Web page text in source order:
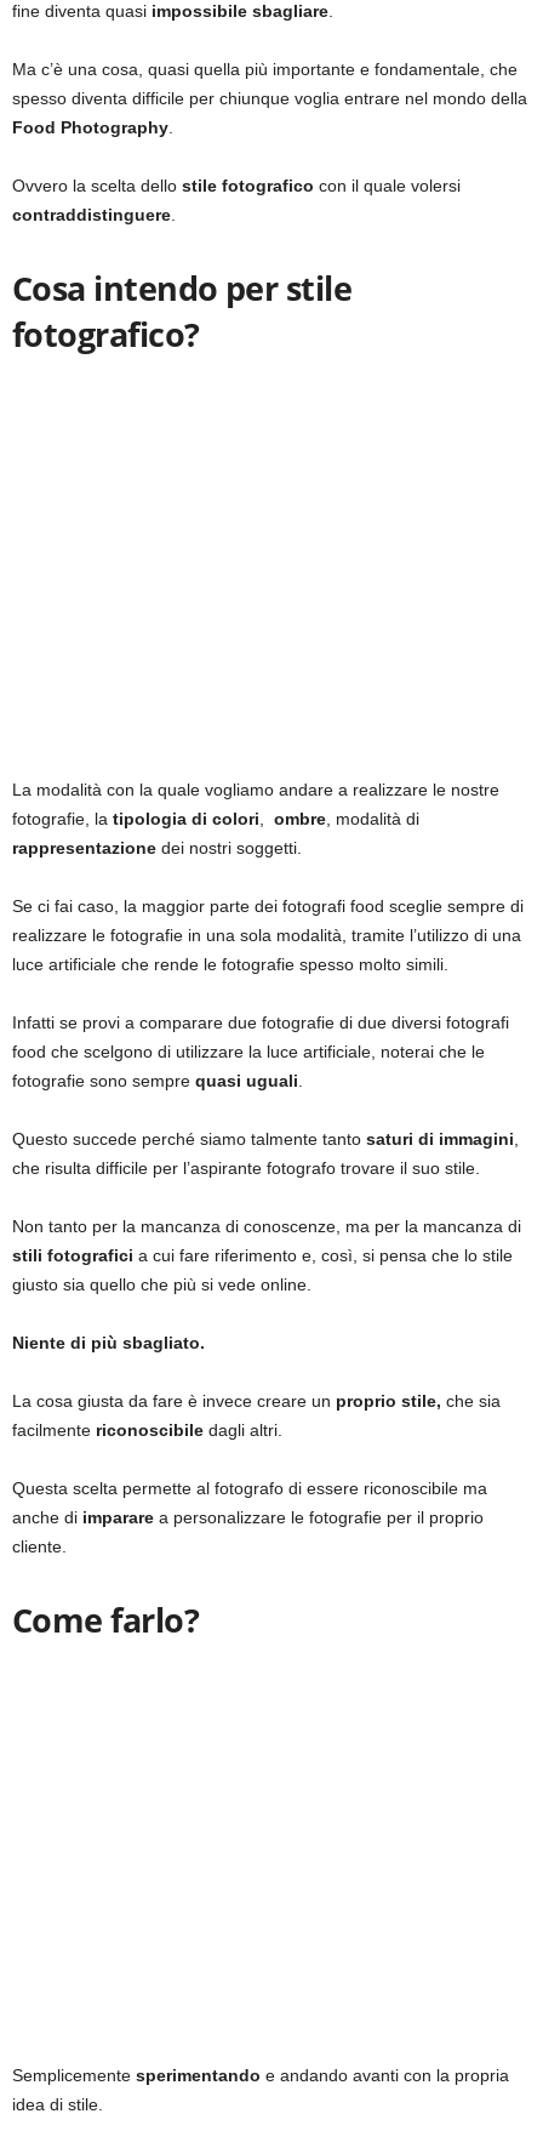
fine diventa quasi impossibile sbagliare.
Ma c’è una cosa, quasi quella più importante e fondamentale, che
spesso diventa difficile per chiunque voglia entrare nel mondo della
Food Photography.
Ovvero la scelta dello stile fotografico con il quale volersi
contraddistinguere.
Cosa intendo per stile
fotografico?
La modalità con la quale vogliamo andare a realizzare le nostre
fotografie, la tipologia di colori, ombre, modalità di
rappresentazione dei nostri soggetti.
Se ci fai caso, la maggior parte dei fotografi food sceglie sempre di
realizzare le fotografie in una sola modalità, tramite l’utilizzo di una
luce artificiale che rende le fotografie spesso molto simili.
Infatti se provi a comparare due fotografie di due diversi fotografi
food che scelgono di utilizzare la luce artificiale, noterai che le
fotografie sono sempre quasi uguali.
Questo succede perché siamo talmente tanto saturi di immagini,
che risulta difficile per l’aspirante fotografo trovare il suo stile.
Non tanto per la mancanza di conoscenze, ma per la mancanza di
stili fotografici a cui fare riferimento e, così, si pensa che lo stile
giusto sia quello che più si vede online.
Niente di più sbagliato.
La cosa giusta da fare è invece creare un proprio stile, che sia
facilmente riconoscibile dagli altri.
Questa scelta permette al fotografo di essere riconoscibile ma
anche di imparare a personalizzare le fotografie per il proprio
cliente.
Come farlo?
Semplicemente sperimentando e andando avanti con la propria
idea di stile.